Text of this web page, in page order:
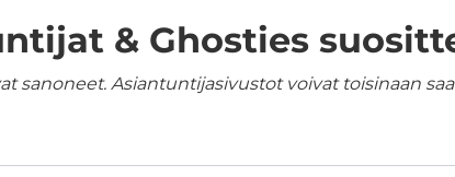
& Ghosties
sanoneet. Asiantuntijasivustot voivat toisinaan